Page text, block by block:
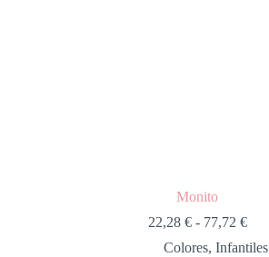
Monito
22,28 € - 77,72 €
Colores, Infantiles